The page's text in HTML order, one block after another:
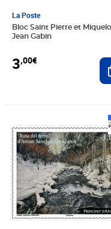
La Poste
Bloc Saint Pierre et
Jean Gabin
3,00€